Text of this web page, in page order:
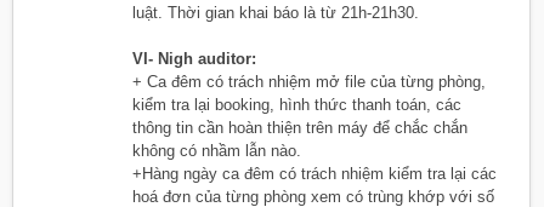
luật. Thời gian khai báo là từ 21h-21h30.
VI- Nigh auditor:
+ Ca đêm có trách nhiệm mở file của từng phòng,
kiểm tra lại booking, hình thức thanh toán, các
thông tin cần hoàn thiện trên máy để chắc chắn
không có nhầm lẫn nào.
+Hàng ngày ca đêm có trách nhiệm kiểm tra lại các
hoá đơn của từng phòng xem có trùng khớp với số